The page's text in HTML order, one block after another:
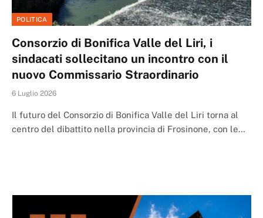
POLITICA
Consorzio di Bonifica Valle del Liri, i
sindacati sollecitano un incontro con il
nuovo Commissario Straordinario
6 Luglio 2026
Il futuro del Consorzio di Bonifica Valle del Liri torna al
centro del dibattito nella provincia di Frosinone, con le…